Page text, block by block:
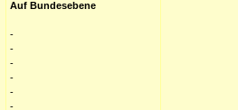
Auf Bundesebene
-
-
-
-
-
-